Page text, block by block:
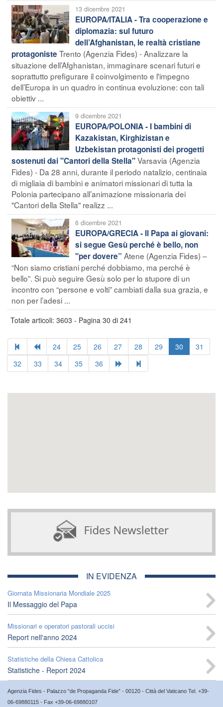
13 dicembre 2021
EUROPA/ITALIA - Tra cooperazione e
diplomazia: sul futuro
dell’Afghanistan, le realtà cristiane
protagoniste Trento (Agenzia Fides) - Analizzare la
situazione dell’Afghanistan, immaginare scenari futuri e
soprattutto prefigurare il coinvolgimento e l'impegno
dell’Europa in un quadro in continua evoluzione: con tali
obiettiv ...
9 dicembre 2021
EUROPA/POLONIA - I bambini di
Kazakistan, Kirghizistan e
Uzbekistan protagonisti dei progetti
sostenuti dai "Cantori della Stella"Varsavia (Agenzia
Fides) - Da 28 anni, durante il periodo natalizio, centinaia
di migliaia di bambini e animatori missionari di tutta la
Polonia partecipano all’animazione missionaria dei
"Cantori della Stella" realizz ...
6 dicembre 2021
EUROPA/GRECIA - Il Papa ai giovani:
si segue Gesù perché è bello, non
"per dovere” Atene (Agenzia Fides) –
“Non siamo cristiani perché dobbiamo, ma perché è
bello”. Si può seguire Gesù solo per lo stupore di un
incontro con “persone e volti” cambiati dalla sua grazia, e
non per l’adesi ...
Totale articoli: 3603 - Pagina 30 di 241
24 25 26 27 28 29 30
31
32
33 34 35 36
IN EVIDENZA
Giornata Missionaria Mondiale 2025
Il Messaggio del Papa
Missionari e operatori pastorali uccisi
Report nell'anno 2024
Statistiche della Chiesa Cattolica
Statistiche - Report 2024
Agenzia Fides - Palazzo “de Propaganda Fide” - 00120 - Città del Vaticano Tel. +39-
06-69880115 - Fax +39-06-69880107